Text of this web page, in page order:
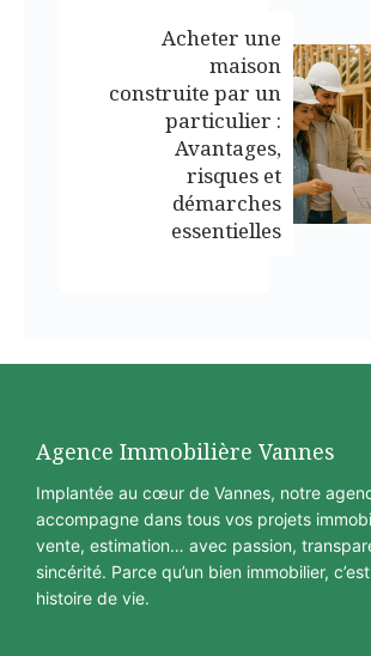
Acheter une
maison
construite par un
particulier :
Avantages,
risques et
démarches
essentielles
Agence Immobilière Vannes
Implantée au cœur de Vannes, notre
accompagne dans tous vos projets
vente, estimation… avec passion,
sincérité. Parce qu’un bien immobilier,
histoire de vie.